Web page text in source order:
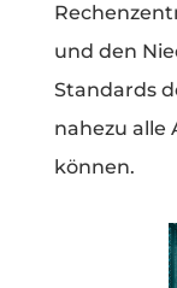
und den
Standards
nahezu alle
können.